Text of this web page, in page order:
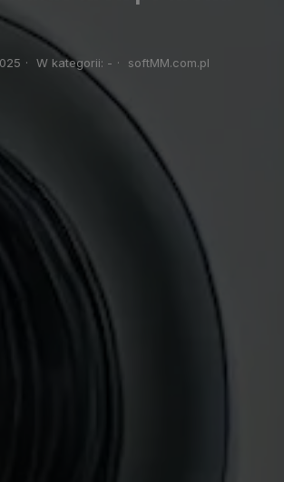
· W kategorii: - · softMM.com.pl